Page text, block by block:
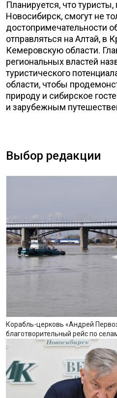
Планируется, что
Новосибирск, смогут не
достопримечательности
отправляться на Алтай, в
Кемеровскую области.
региональных властей
туристического
области, чтобы
природу и сибирское
и зарубежным
Выбор редакции
Корабль-церковь «Андрей
благотворительный рейс по